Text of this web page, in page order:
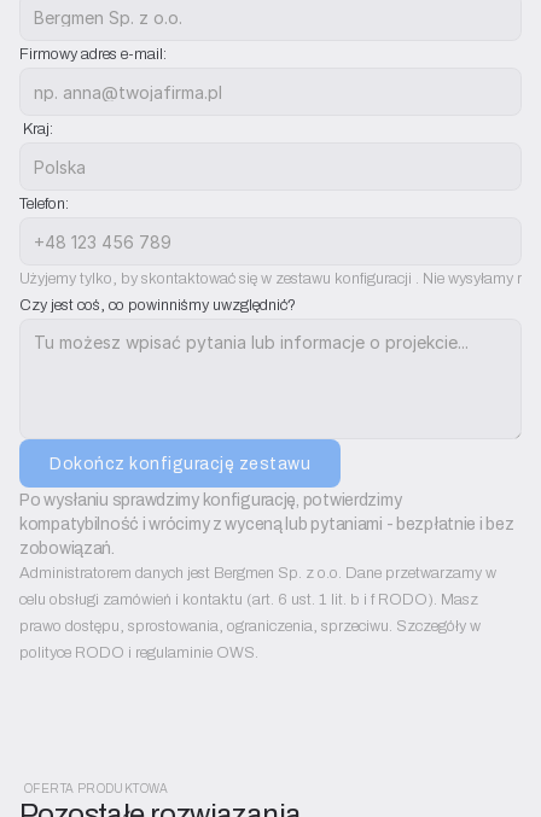
Firmowy adres e-mail:
Kraj:
Telefon:
Użyjemy tylko, by skontaktować się w zestawu konfiguracji . Nie wysyłamy
Czy jest coś, co powinniśmy uwzględnić?
Dokończ konfigurację zestawu
Po wysłaniu sprawdzimy konfigurację, potwierdzimy
kompatybilność i wrócimy z wyceną lub pytaniami - bezpłatnie i bez
zobowiązań.
Administratorem danych jest Bergmen Sp. z o.o. Dane przetwarzamy w
celu obsługi zamówień i kontaktu (art. 6 ust. 1 lit. b i f RODO). Masz
prawo dostępu, sprostowania, ograniczenia, sprzeciwu. Szczegóły w
polityce RODO i regulaminie OWS.
OFERTA PRODUKTOWA